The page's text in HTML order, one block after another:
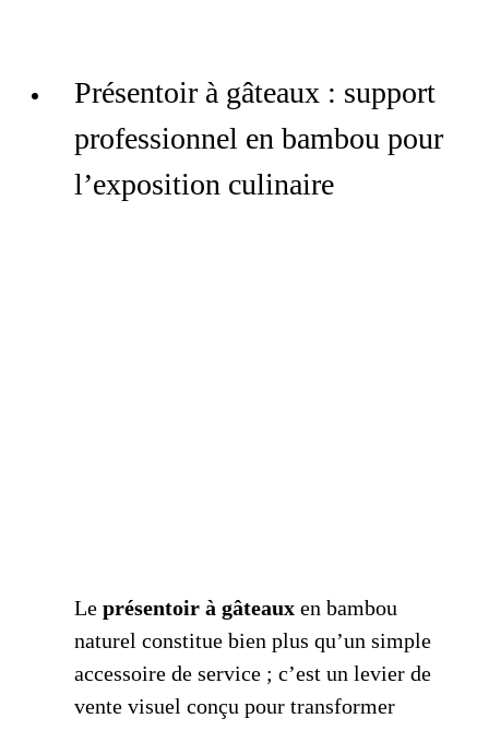
Présentoir à gâteaux : support
professionnel en bambou pour
l’exposition culinaire
Le présentoir à gâteaux en bambou
naturel constitue bien plus qu’un simple
accessoire de service ; c’est un levier de
vente visuel conçu pour transformer